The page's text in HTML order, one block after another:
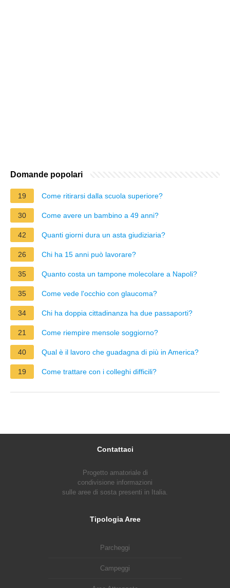
Domande popolari
19 Come ritirarsi dalla scuola superiore?
30 Come avere un bambino a 49 anni?
42 Quanti giorni dura un asta giudiziaria?
26 Chi ha 15 anni può lavorare?
35 Quanto costa un tampone molecolare a Napoli?
35 Come vede l'occhio con glaucoma?
34 Chi ha doppia cittadinanza ha due passaporti?
21 Come riempire mensole soggiorno?
40 Qual è il lavoro che guadagna di più in America?
19 Come trattare con i colleghi difficili?
Contattaci
Progetto amatoriale di
condivisione informazioni
sulle aree di sosta presenti in Italia.
Tipologia Aree
Parcheggi
Campeggi